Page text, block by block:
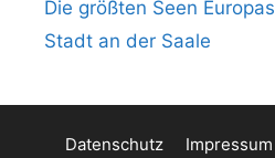
Die größten Seen Europas
Stadt an der Saale
Datenschutz Impressum